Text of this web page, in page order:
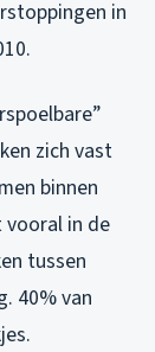
in
zich vast
binnen
vooral in de
tussen
40% van